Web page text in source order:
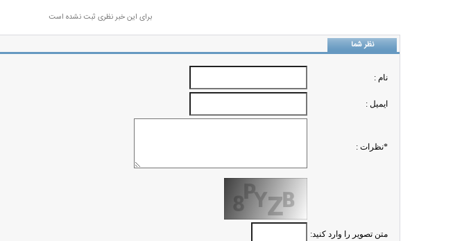
برای این خبر نظری ثبت نشده است
نظر شما
نام :
ايميل :
*نظرات :
متن تصویر را وارد کنید: